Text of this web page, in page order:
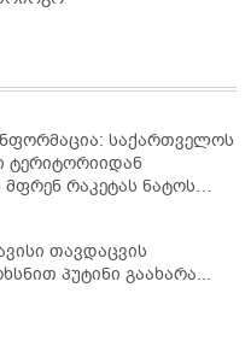
საქართველოს
ტერიტორიიდან
რაკეტას ნატოს
ჩაუშლია
თავდაცვის
პუტინი გაახარა...